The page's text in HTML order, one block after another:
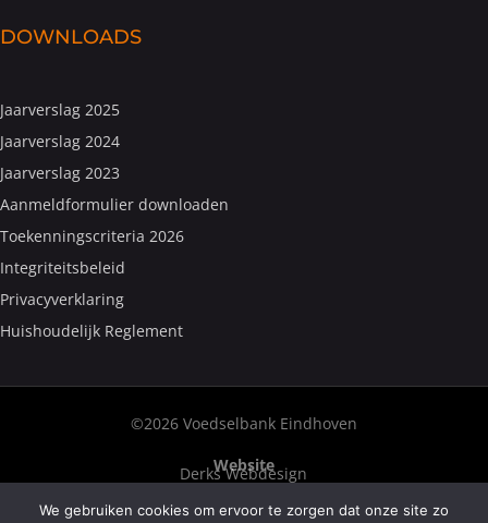
DOWNLOADS
Jaarverslag 2025
Jaarverslag 2024
Jaarverslag 2023
Aanmeldformulier downloaden
Toekenningscriteria 2026
Integriteitsbeleid
Privacyverklaring
Huishoudelijk Reglement
©2026 Voedselbank Eindhoven
Website
Derks Webdesign
Fotografie
We gebruiken cookies om ervoor te zorgen dat onze site zo